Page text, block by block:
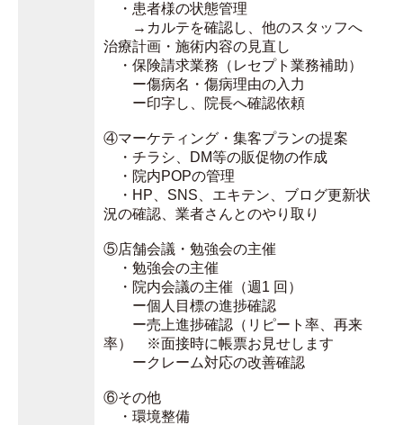
・患者様の状態管理
→カルテを確認し、他のスタッフへ
治療計画・施術内容の見直し
・保険請求業務（レセプト業務補助）
ー傷病名・傷病理由の入力
ー印字し、院長へ確認依頼
④マーケティング・集客プランの提案
・チラシ、DM等の販促物の作成
・院内POPの管理
・HP、SNS、エキテン、ブログ更新状
況の確認、業者さんとのやり取り
⑤店舗会議・勉強会の主催
・勉強会の主催
・院内会議の主催（週1 回）
ー個人目標の進捗確認
ー売上進捗確認（リピート率、再来
率） ※面接時に帳票お見せします
ークレーム対応の改善確認
⑥その他
・環境整備